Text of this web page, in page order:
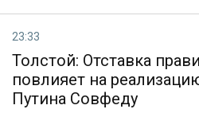
23:33
Толстой: Отставка
повлияет на
Путина Совфеду